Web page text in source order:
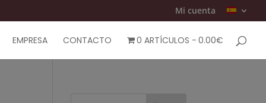
Mi cuenta
EMPRESA CONTACTO 0 ARTÍCULOS 0.00€